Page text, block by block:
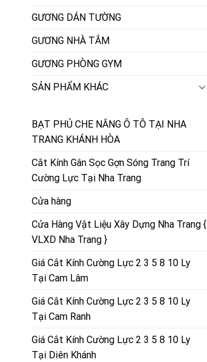
GƯƠNG DÁN TƯỜNG
GƯƠNG NHÀ TẮM
GƯƠNG PHÒNG GYM
SẢN PHẨM KHÁC
BẠT PHỦ CHE NẮNG Ô TÔ TẠI NHA
TRANG KHÁNH HÒA
Cắt Kính Gân Sọc Gợn Sóng Trang Trí
Cường Lực Tại Nha Trang
Cửa hàng
Cửa Hàng Vật Liệu Xây Dựng Nha Trang {
VLXD Nha Trang }
Giá Cắt Kính Cường Lực 2 3 5 8 10 Ly
Tại Cam Lâm
Giá Cắt Kính Cường Lực 2 3 5 8 10 Ly
Tại Cam Ranh
Giá Cắt Kính Cường Lực 2 3 5 8 10 Ly
Tại Diên Khánh